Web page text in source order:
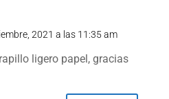
2021 a las 11:35 am
ligero papel, gracias